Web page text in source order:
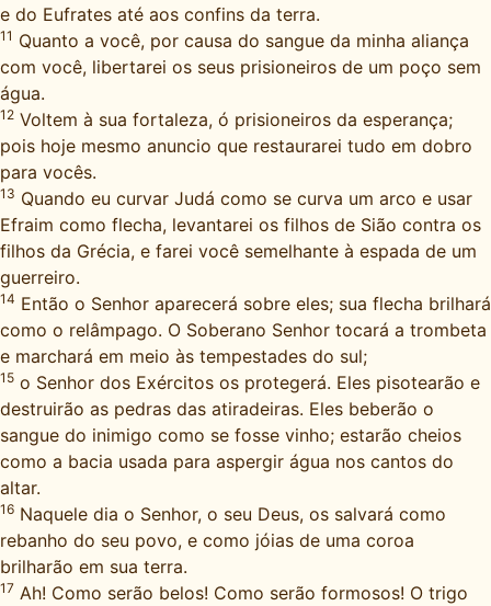
e do Eufrates até aos confins da terra.
11 Quanto a você, por causa do sangue da minha aliança
com você, libertarei os seus prisioneiros de um poço sem
água.
12 Voltem à sua fortaleza, ó prisioneiros da esperança;
pois hoje mesmo anuncio que restaurarei tudo em dobro
para vocês.
13 Quando eu curvar Judá como se curva um arco e usar
Efraim como flecha, levantarei os filhos de Sião contra os
filhos da Grécia, e farei você semelhante à espada de um
guerreiro.
14 Então o Senhor aparecerá sobre eles; sua flecha brilhará
como o relâmpago. O Soberano Senhor tocará a trombeta
e marchará em meio às tempestades do sul;
15 o Senhor dos Exércitos os protegerá. Eles pisotearão e
destruirão as pedras das atiradeiras. Eles beberão o
sangue do inimigo como se fosse vinho; estarão cheios
como a bacia usada para aspergir água nos cantos do
altar.
16 Naquele dia o Senhor, o seu Deus, os salvará como
rebanho do seu povo, e como jóias de uma coroa
brilharão em sua terra.
17 Ah! Como serão belos! Como serão formosos! O trigo